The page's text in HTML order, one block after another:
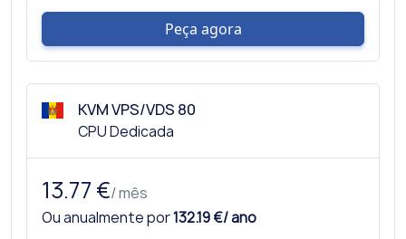
Peça agora
KVM VPS/VDS 80
CPU Dedicada
13.77 €/ mês
Ou anualmente por132.19 €/ ano